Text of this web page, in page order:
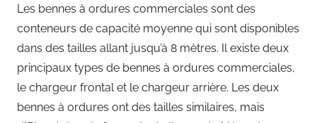
Les bennes à ordures commerciales sont des
conteneurs de capacité moyenne qui sont disponibles
dans des tailles allant jusqu’à 8 mètres. Il existe deux
principaux types de bennes à ordures commerciales,
le chargeur frontal et le chargeur arrière. Les deux
bennes à ordures ont des tailles similaires, mais